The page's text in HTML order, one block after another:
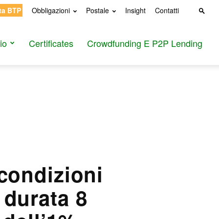
BTP Obbligazioni Postale Insight Contatti
Certificates Crowdfunding E P2P Lending
8